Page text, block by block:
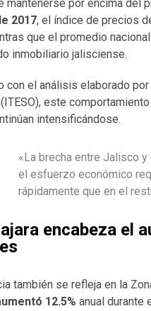
mantenerse por encima del
2017, el índice de precios
que el promedio
inmobiliario jalisciense.
con el análisis elaborado
este
intensificándose.
«La brecha entre Jalisco
el esfuerzo económico
rápidamente que en el
encabeza el
también se refleja en la
12.5% anual durante